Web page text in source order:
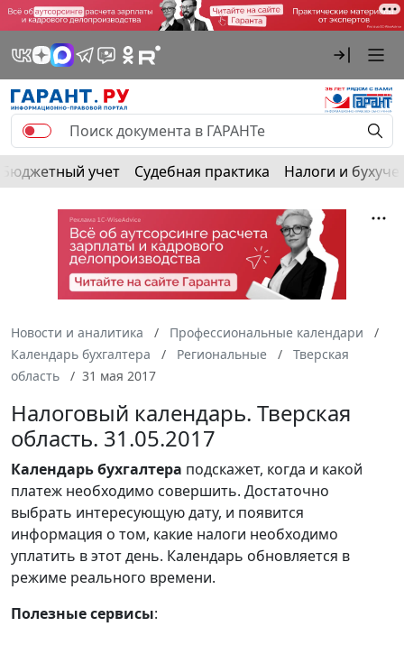
Бюджетный учет Судебная практика Налоги и
Новости и аналитика
Профессиональные календари
Календарь бухгалтера
Региональные
Тверская
область
31 мая 2017
Налоговый календарь. Тверская
область. 31.05.2017
Календарьбухгалтера подскажет, когда и какой
платеж необходимо совершить. Достаточно
выбрать интересующую дату, и появится
информация о том, какие налоги необходимо
уплатить в этот день. Календарь обновляется в
режиме реального времени.
Полезные сервисы: